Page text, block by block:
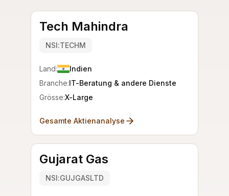
Tech Mahindra
NSI:TECHM
Land:
Indien
Branche:IT-Beratung & andere Dienste
Grösse:X-Large
Gesamte Aktienanalyse
Gujarat Gas
NSI:GUJGASLTD